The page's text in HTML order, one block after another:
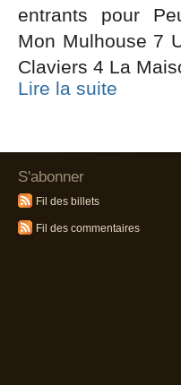
entrants pour
Mon Mulhouse 7
Claviers 4 La
Lire la suite
S'abonner
Fil des billets
Fil des commentaires